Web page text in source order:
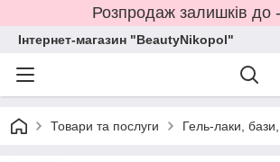
Розпродаж залишків до
Інтернет-магазин "BeautyNikopol"
Товари та послуги Гель-лаки,